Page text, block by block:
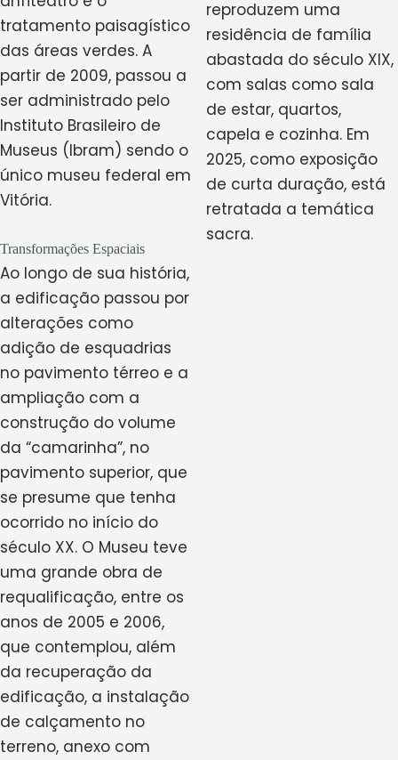
tratamento paisagístico
das áreas verdes. A
partir de 2009, passou a
ser administrado pelo
Instituto Brasileiro de
Museus (Ibram) sendo o
único museu federal em
Vitória.
Transformações Espaciais
Ao longo de sua história,
a edificação passou por
alterações como
adição de esquadrias
no pavimento térreo e a
ampliação com a
construção do volume
da “camarinha”, no
pavimento superior, que
se presume que tenha
ocorrido no início do
século XX. O Museu teve
uma grande obra de
requalificação, entre os
anos de 2005 e 2006,
que contemplou, além
da recuperação da
edificação, a instalação
de calçamento no
terreno, anexo com
reproduzem uma
residência de família
abastada do século XIX,
com salas como sala
de estar, quartos,
capela e cozinha. Em
2025, como exposição
de curta duração, está
retratada a temática
sacra.